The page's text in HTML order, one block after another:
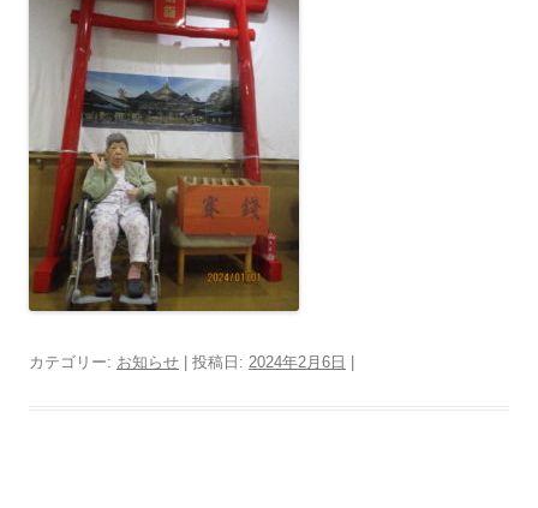
カテゴリー: お知らせ | 投稿日: 2024年2月6日